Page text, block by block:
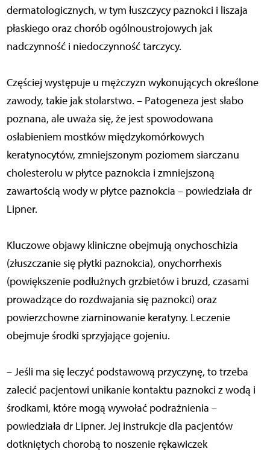
dermatologicznych, w tym łuszczycy paznokci i liszaja
płaskiego oraz chorób ogólnoustrojowych jak
nadczynność i niedoczynność tarczycy.
Częściej występuje u mężczyzn wykonujących określone
zawody, takie jak stolarstwo. – Patogeneza jest słabo
poznana, ale uważa się, że jest spowodowana
osłabieniem mostków międzykomórkowych
keratynocytów, zmniejszonym poziomem siarczanu
cholesterolu w płytce paznokcia i zmniejszoną
zawartością wody w płytce paznokcia – powiedziała dr
Lipner.
Kluczowe objawy kliniczne obejmują onychoschizia
(złuszczanie się płytki paznokcia), onychorrhexis
(powiększenie podłużnych grzbietów i bruzd, czasami
prowadzące do rozdwajania się paznokci) oraz
powierzchowne ziarninowanie keratyny. Leczenie
obejmuje środki sprzyjające gojeniu.
– Jeśli ma się leczyć podstawową przyczynę, to trzeba
zalecić pacjentowi unikanie kontaktu paznokci z wodą i
środkami, które mogą wywołać podrażnienia –
powiedziała dr Lipner. Jej instrukcje dla pacjentów
dotkniętych chorobą to noszenie rękawiczek